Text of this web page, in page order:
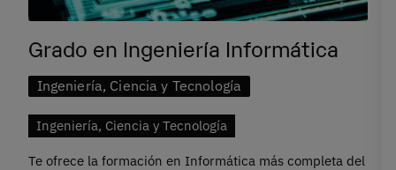
Grado en Ingeniería Informática
Ingeniería, Ciencia y Tecnología
Ingeniería, Ciencia y Tecnología
Te ofrece la formación en Informática más completa del